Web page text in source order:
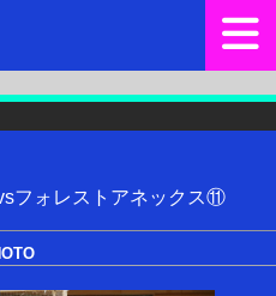
フォレストアネックス⑪